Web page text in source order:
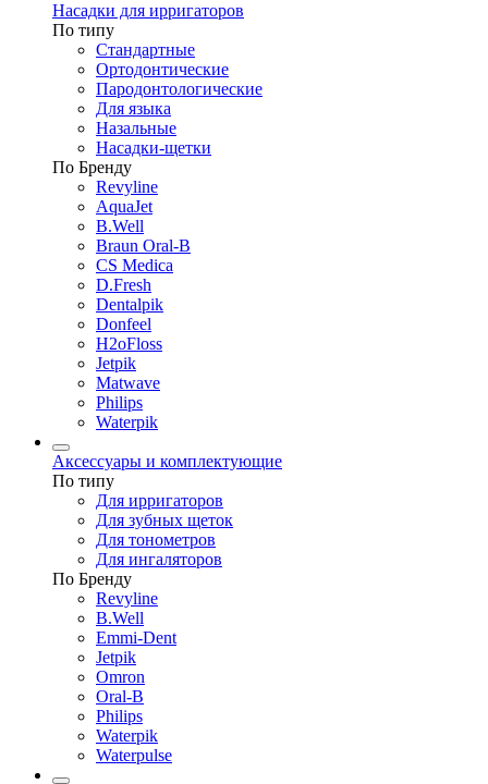
Насадки для ирригаторов
По типу
Стандартные
Ортодонтические
Пародонтологические
Для языка
Назальные
Насадки-щетки
По Бренду
Revyline
AquaJet
B.Well
Braun Oral-B
CS Medica
D.Fresh
Dentalpik
Donfeel
H2oFloss
Jetpik
Matwave
Philips
Waterpik
Аксессуары и комплектующие
По типу
Для ирригаторов
Для зубных щеток
Для тонометров
Для ингаляторов
По Бренду
Revyline
B.Well
Emmi-Dent
Jetpik
Omron
Oral-B
Philips
Waterpik
Waterpulse